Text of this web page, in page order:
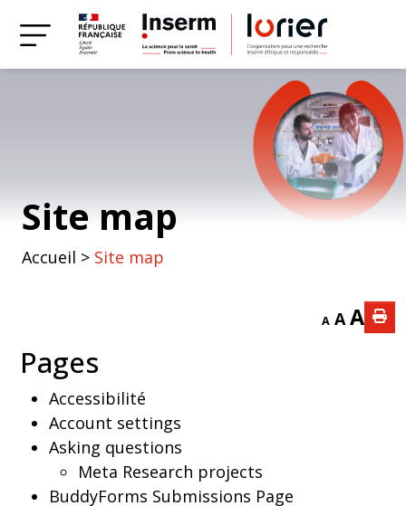
Site map
Accueil > Site map
A A A
Pages
Accessibilité
Account settings
Asking questions
Meta Research projects
BuddyForms Submissions Page